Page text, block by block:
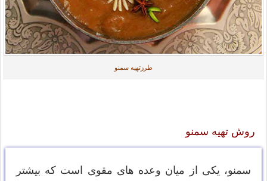
طرزتهیه سمنو
روش تهیه سمنو
سمنو، یکی از میان وعده های مقوی است که بیشتر